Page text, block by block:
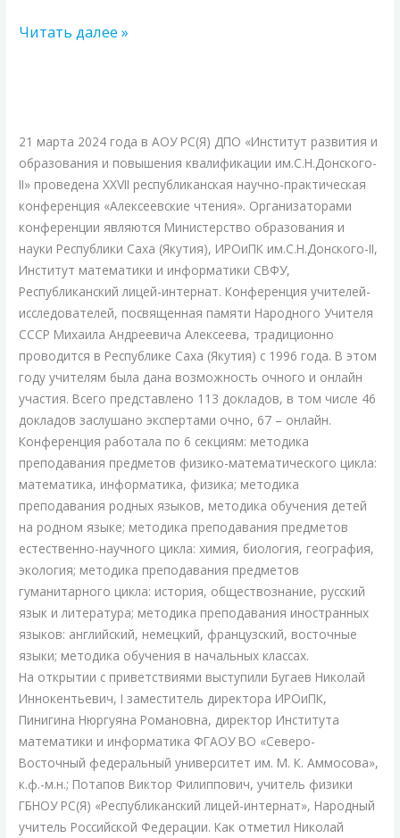
Читать далее »
21 марта 2024 года в АОУ РС(Я) ДПО «Институт развития и
образования и повышения квалификации им.С.Н.Донского-
II» проведена XXVII республиканская научно-практическая
конференция «Алексеевские чтения». Организаторами
конференции являются Министерство образования и
науки Республики Саха (Якутия), ИРОиПК им.С.Н.Донского-II,
Институт математики и информатики СВФУ,
Республиканский лицей-интернат. Конференция учителей-
исследователей, посвященная памяти Народного Учителя
СССР Михаила Андреевича Алексеева, традиционно
проводится в Республике Саха (Якутия) с 1996 года. В этом
году учителям была дана возможность очного и онлайн
участия. Всего представлено 113 докладов, в том числе 46
докладов заслушано экспертами очно, 67 – онлайн.
Конференция работала по 6 секциям: методика
преподавания предметов физико-математического цикла:
математика, информатика, физика; методика
преподавания родных языков, методика обучения детей
на родном языке; методика преподавания предметов
естественно-научного цикла: химия, биология, география,
экология; методика преподавания предметов
гуманитарного цикла: история, обществознание, русский
язык и литература; методика преподавания иностранных
языков: английский, немецкий, французский, восточные
языки; методика обучения в начальных классах.
На открытии с приветствиями выступили Бугаев Николай
Иннокентьевич, I заместитель директора ИРОиПК,
Пинигина Нюргуяна Романовна, директор Института
математики и информатика ФГАОУ ВО «Северо-
Восточный федеральный университет им. М. К. Аммосова»,
к.ф.-м.н.; Потапов Виктор Филиппович, учитель физики
ГБНОУ РС(Я) «Республиканский лицей-интернат», Народный
учитель Российской Федерации. Как отметил Николай
научно-
практическая
конференция
«Алексеевские
чтения».